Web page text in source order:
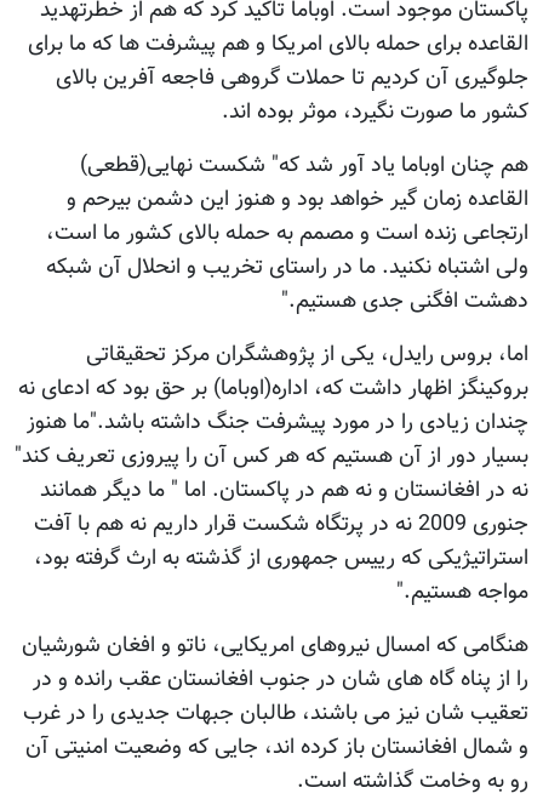
پاکستان موجود است. اوباما تاکید کرد که هم از خطرتهدید
القاعده برای حمله بالای امریکا و هم پیشرفت ها که ما برای
جلوگیری آن کردیم تا حملات گروهی فاجعه آفرین بالای
کشور ما صورت نگیرد، موثر بوده اند.
هم چنان اوباما یاد آور شد که" شکست نهایی(قطعی)
القاعده زمان گیر خواهد بود و هنوز این دشمن بیرحم و
ارتجاعی زنده است و مصمم به حمله بالای کشور ما است،
ولی اشتباه نکنید. ما در راستای تخریب و انحلال آن شبکه
دهشت افگنی جدی هستیم."
اما، بروس رایدل، یکی از پژوهشگران مرکز تحقیقاتی
بروکینگز اظهار داشت که، اداره(اوباما) بر حق بود که ادعای نه
چندان زیادی را در مورد پیشرفت جنگ داشته باشد."ما هنوز
بسیار دور از آن هستیم که هر کس آن را پیروزی تعریف کند"
نه در افغانستان و نه هم در پاکستان. اما " ما دیگر همانند
جنوری 2009 نه در پرتگاه شکست قرار داریم نه هم با آفت
استراتیژیکی که رییس جمهوری از گذشته به ارث گرفته بود،
مواجه هستیم."
هنگامی که امسال نیروهای امریکایی، ناتو و افغان شورشیان
را از پناه گاه های شان در جنوب افغانستان عقب رانده و در
تعقیب شان نیز می باشند، طالبان جبهات جدیدی را در غرب
و شمال افغانستان باز کرده اند، جایی که وضعیت امنیتی آن
رو به وخامت گذاشته است.